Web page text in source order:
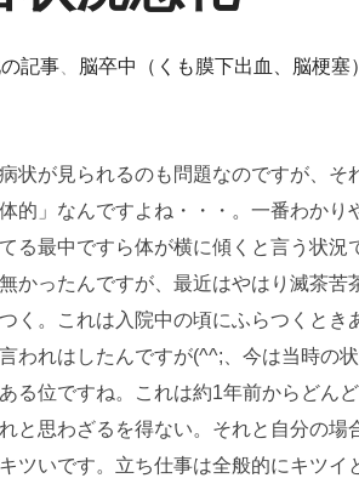
記事 脳卒中（くも膜下出血、脳梗塞）
状が見られるのも問題なのですが、
的」なんですよね・・・。一番わか
る最中ですら体が横に傾くと言う状
かったんですが、最近はやはり滅茶
く。これは入院中の頃にふらつくと
われはしたんですが(^^;、今は当時の
る位ですね。これは約1年前からどん
と思わざるを得ない。それと自分の
ツいです。立ち仕事は全般的にキツ